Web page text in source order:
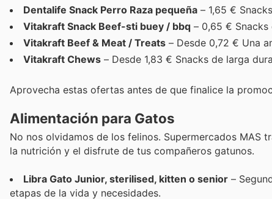
Dentalife Snack Perro Raza pequeña – 1,65 €
Vitakraft Snack Beef-sti buey / bbq – 0,65 €
Vitakraft Beef & Meat / Treats – Desde 0,72 € Una
Vitakraft Chews – Desde 1,83 € Snacks de larga
Aprovecha estas ofertas antes de que finalice la
Alimentación para Gatos
No nos olvidamos de los felinos. Supermercados MAS
la nutrición y el disfrute de tus compañeros gatunos.
Libra Gato Junior, sterilised, kitten o senior –
etapas de la vida y necesidades.